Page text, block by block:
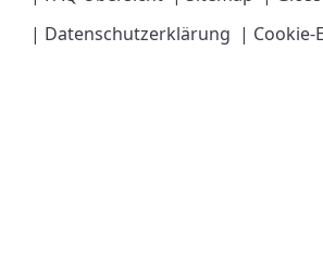
| Datenschutzerklärung | Cookie-